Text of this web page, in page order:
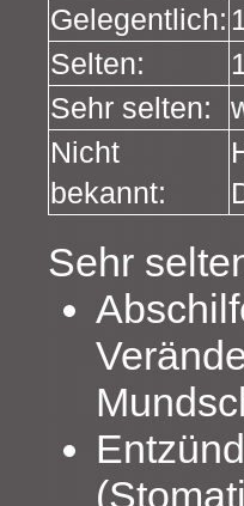
Gelegentlich:
Selten:
Sehr selten:
Nicht
bekannt:
Sehr